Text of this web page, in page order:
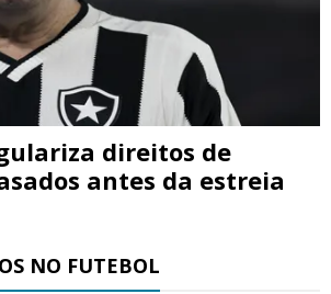
direitos de
antes da estreia
NO FUTEBOL